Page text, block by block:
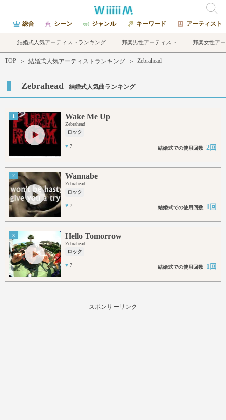
総合 シーン ジャンル キーワード アーティスト
結婚式人気アーティストランキング 邦楽男性アーティスト 邦楽女性ア
TOP ＞ 結婚式人気アーティストランキング ＞ Zebrahead
Zebrahead 結婚式人気曲ランキング
1 Wake Me Up
Zebrahead
ロック
♥ 7 結婚式での使用回数 2回
2 Wannabe
Zebrahead
ロック
♥ 7 結婚式での使用回数 1回
3 Hello Tomorrow
Zebrahead
ロック
♥ 7 結婚式での使用回数 1回
スポンサーリンク